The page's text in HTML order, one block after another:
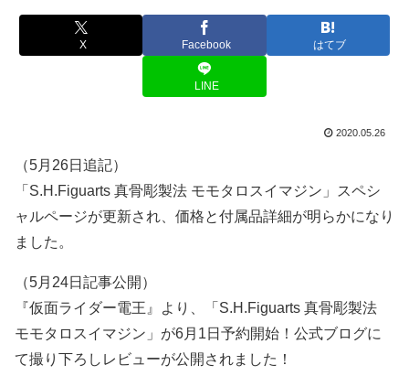
X Facebook はてブ
LINE
2020.05.26
（5月26日追記）
「S.H.Figuarts 真骨彫製法 モモタロスイマジン」スペシ
ャルページが更新され、価格と付属品詳細が明らかになり
ました。
（5月24日記事公開）
『仮面ライダー電王』より、「S.H.Figuarts 真骨彫製法
モモタロスイマジン」が6月1日予約開始！公式ブログに
て撮り下ろしレビューが公開されました！